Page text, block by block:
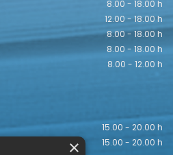
8.00 - 18.00 h
12.00 - 18.00 h
8.00 - 18.00 h
8.00 - 18.00 h
8.00 - 12.00 h
15.00 - 20.00 h
15.00 - 20.00 h
×